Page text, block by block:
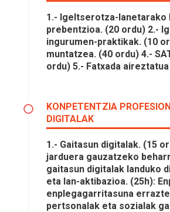
1.- Igeltserotza-lanetarako
prebentzioa. (20 ordu) 2.-
ingurumen-praktikak. (10
muntatzea. (40 ordu) 4.-
ordu) 5.- Fatxada
KONPETENTZIA
DIGITALAK
1.- Gaitasun digitalak. (15
jarduera gauzatzeko
gaitasun digitalak landuko
eta lan-aktibazioa. (25h):
enplegagarritasuna
pertsonalak eta sozialak